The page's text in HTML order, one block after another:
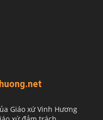
Giáo xứ Vinh Hương